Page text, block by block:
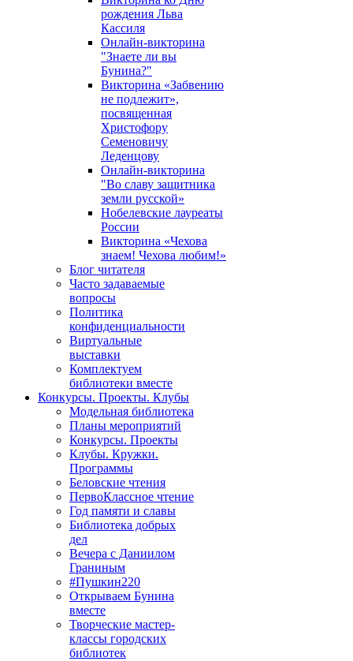
рождения Льва
Кассиля
Онлайн-викторина
"Знаете ли вы
Бунина?"
Викторина «Забвению
не подлежит»,
посвященная
Христофору
Семеновичу
Леденцову
Онлайн-викторина
"Во славу защитника
земли русской»
Нобелевские лауреаты
России
Викторина «Чехова
знаем! Чехова любим!»
Блог читателя
Часто задаваемые
вопросы
Политика
конфиденциальности
Виртуальные
выставки
Комплектуем
библиотеки вместе
Конкурсы. Проекты. Клубы
Модельная библиотека
Планы мероприятий
Конкурсы. Проекты
Клубы. Кружки.
Программы
Беловские чтения
ПервоКлассное чтение
Год памяти и славы
Библиотека добрых
дел
Вечера с Даниилом
Граниным
#Пушкин220
Открываем Бунина
вместе
Творческие мастер-
классы городских
библиотек